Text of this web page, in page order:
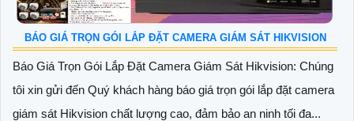
BÁO GIÁ TRỌN GÓI LẮP ĐẶT CAMERA GIÁM SÁT HIKVISION
Báo Giá Trọn Gói Lắp Đặt Camera Giám Sát Hikvision: Chúng
tôi xin gửi đến Quý khách hàng báo giá trọn gói lắp đặt camera
giám sát Hikvision chất lượng cao, đảm bảo an ninh tối đa...